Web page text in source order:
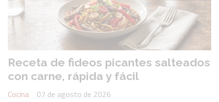
Receta de fideos picantes salteados
con carne, rápida y fácil
Cocina
07 de agosto de 2026